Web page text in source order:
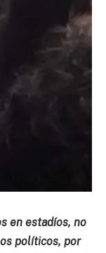
en estadíos, no
políticos, por